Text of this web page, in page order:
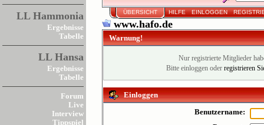
LL Hammonia
Ergebnisse
Tabelle
LL Hansa
Ergebnisse
Tabelle
Forum
Live
Interview
Tippspiel
ÜBERSICHT HILFE EINLOGGEN
www.hafo.de
Warnung!
Nur registrierte Mitglieder
Bitte einloggen oder registrieren
Einloggen
Benutzername: